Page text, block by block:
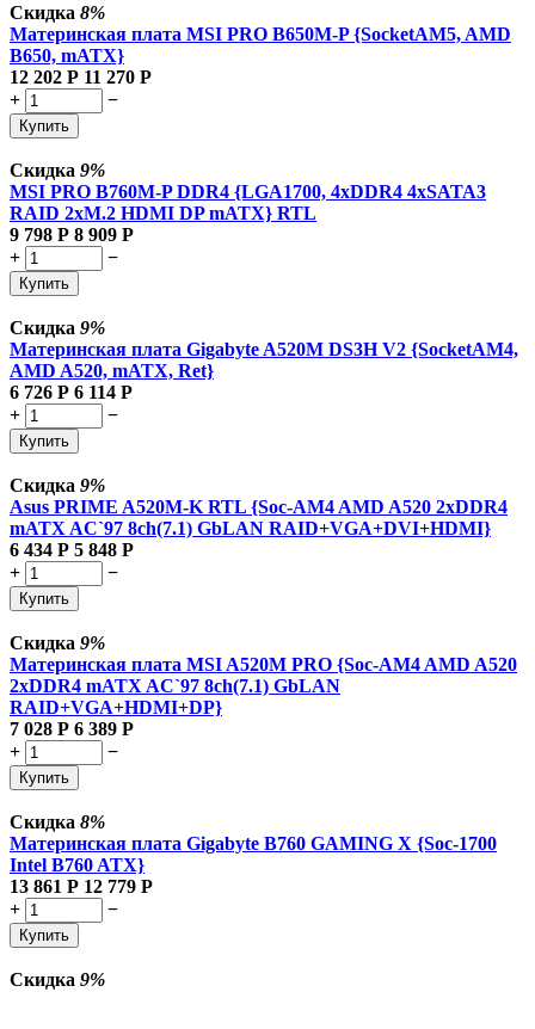
Скидка 8%
Материнская плата MSI PRO B650M-P {SocketAM5, AMD
B650, mATX}
12 202 Р 11 270 Р
+
−
Купить
Скидка 9%
MSI PRO B760M-P DDR4 {LGA1700, 4xDDR4 4xSATA3
RAID 2xM.2 HDMI DP mATX} RTL
9 798 Р 8 909 Р
+
−
Купить
Скидка 9%
Материнская плата Gigabyte A520M DS3H V2 {SocketAM4,
AMD A520, mATX, Ret}
6 726 Р 6 114 Р
+
−
Купить
Скидка 9%
Asus PRIME A520M-K RTL {Soc-AM4 AMD A520 2xDDR4
mATX AC`97 8ch(7.1) GbLAN RAID+VGA+DVI+HDMI}
6 434 Р 5 848 Р
+
−
Купить
Скидка 9%
Материнская плата MSI A520M PRO {Soc-AM4 AMD A520
2xDDR4 mATX AC`97 8ch(7.1) GbLAN
RAID+VGA+HDMI+DP}
7 028 Р 6 389 Р
+
−
Купить
Скидка 8%
Материнская плата Gigabyte B760 GAMING X {Soc-1700
Intel B760 ATX}
13 861 Р 12 779 Р
+
−
Купить
Скидка 9%